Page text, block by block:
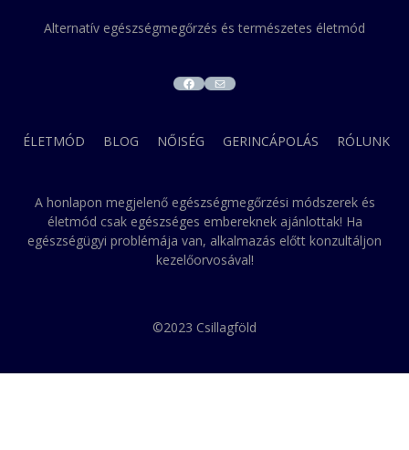
Alternatív egészségmegőrzés és természetes életmód
FACEBOOK
MAIL
ÉLETMÓD BLOG NŐISÉG GERINCÁPOLÁS RÓLUNK
A honlapon megjelenő egészségmegőrzési módszerek és
életmód csak egészséges embereknek ajánlottak! Ha
egészségügyi problémája van, alkalmazás előtt konzultáljon
kezelőorvosával!
©2023 Csillagföld